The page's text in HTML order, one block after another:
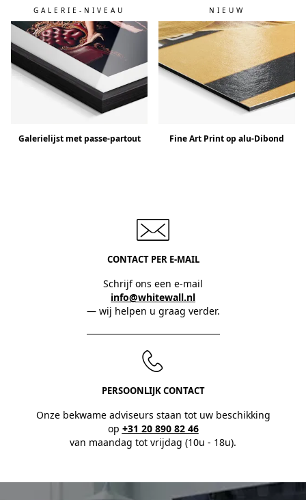
GALERIE-NIVEAU
Galerielijst met passe-partout
NIEUW
Fine Art Print op alu-Dibond
CONTACT PER E-MAIL
Schrijf ons een e-mail
info@whitewall.nl
— wij helpen u graag verder.
PERSOONLIJK CONTACT
Onze bekwame adviseurs staan tot uw beschikking
op +31 20 890 82 46
van maandag tot vrijdag (10u - 18u).